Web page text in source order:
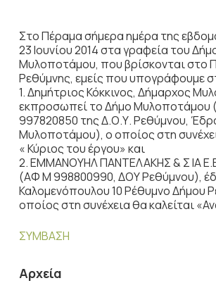
Στο Πέραμα σήμερα ημέρα της
23 Ιουνίου 2014 στα γραφεία του
Μυλοποτάμου, που βρίσκονται στο
Ρεθύμνης, εμείς που υπογράφουμε
1. Δημήτριος Κόκκινος, Δήμαρχος
εκπροσωπεί το Δήμο Μυλοποτάμου
997820850 της Δ.Ο.Υ. Ρεθύμνου,
Μυλοποτάμου), ο οποίος στη
« Κύριος του έργου» και
2. ΕΜΜΑΝΟΥΗΛ ΠΑΝΤΕΛΑΚΗΣ & Σ ΙΑ
(ΑΦ Μ 998800990, ΔΟΥ Ρεθύμνου),
Καλομενόπουλου 10 Ρέθυμνο Δήμου
οποίος στη συνέχεια θα καλείται
ΣΥΜΒΑΣΗ
Αρχεία